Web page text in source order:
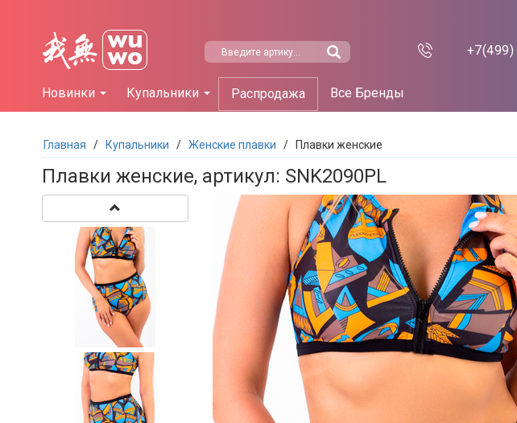
+7(499)
Новинки Купальники Распродажа Все Бренды
Главная / Купальники / Женские плавки / Плавки женские
Плавки женские, артикул: SNK2090PL